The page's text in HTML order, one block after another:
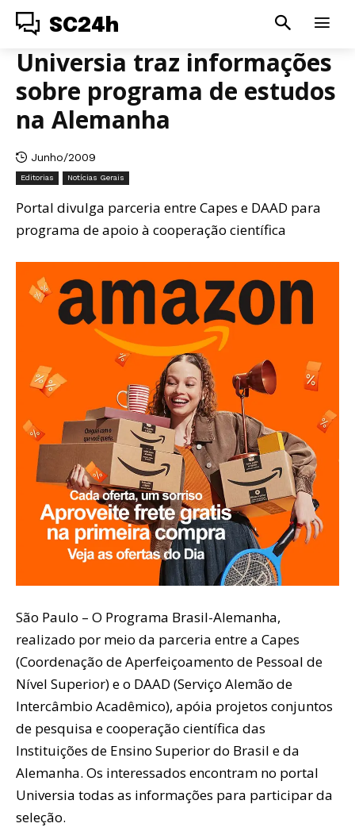
SC24h
Universia traz informações
sobre programa de estudos
na Alemanha
Junho/2009
Editorias Notícias Gerais
Portal divulga parceria entre Capes e DAAD para
programa de apoio à cooperação científica
São Paulo – O Programa Brasil-Alemanha,
realizado por meio da parceria entre a Capes
(Coordenação de Aperfeiçoamento de Pessoal de
Nível Superior) e o DAAD (Serviço Alemão de
Intercâmbio Acadêmico), apóia projetos conjuntos
de pesquisa e cooperação científica das
Instituições de Ensino Superior do Brasil e da
Alemanha. Os interessados encontram no portal
Universia todas as informações para participar da
seleção.